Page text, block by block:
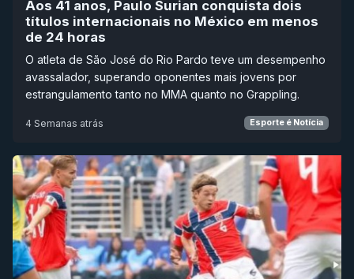
Aos 41 anos, Paulo Surian conquista dois
títulos internacionais no México em menos
de 24 horas
O atleta de São José do Rio Pardo teve um desempenho
avassalador, superando oponentes mais jovens por
estrangulamento tanto no MMA quanto no Grappling.
4 Semanas atrás Esporte é Notícia